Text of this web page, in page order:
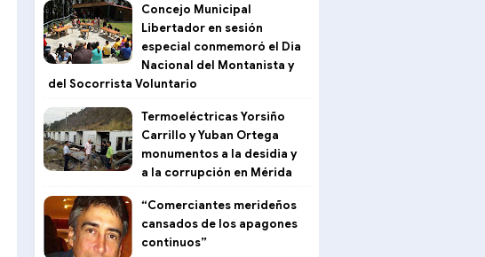
Concejo Municipal
Libertador en sesión
especial conmemoró el Dia
Nacional del Montanista y
del Socorrista Voluntario
Termoeléctricas Yorsiño
Carrillo y Yuban Ortega
monumentos a la desidia y
a la corrupción en Mérida
“Comerciantes merideños
cansados de los apagones
continuos”